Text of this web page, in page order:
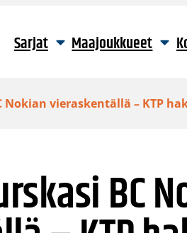
Sarjat Maajoukkueet
Nokian vieraskentällä – KTP
BC